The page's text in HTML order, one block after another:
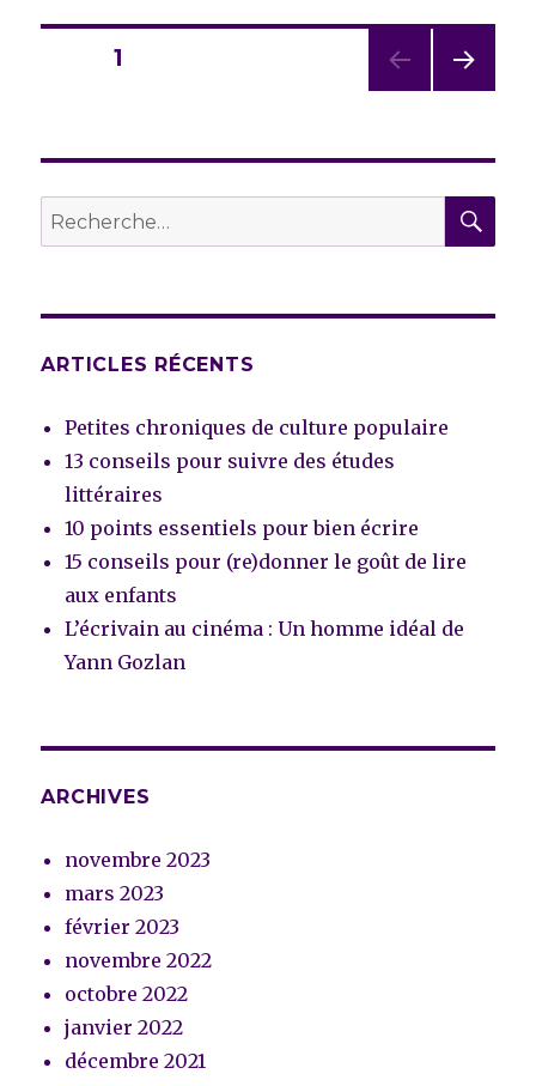
Moyen
Âge
Navigation
articles
PAGE1
ANT
E
Recherche
pour :
ARTICLES RÉCENTS
Petites chroniques de culture populaire
13 conseils pour suivre des études
littéraires
10 points essentiels pour bien écrire
15 conseils pour (re)donner le goût de lire
aux enfants
L’écrivain au cinéma : Un homme idéal de
Yann Gozlan
ARCHIVES
novembre 2023
mars 2023
février 2023
novembre 2022
octobre 2022
janvier 2022
décembre 2021